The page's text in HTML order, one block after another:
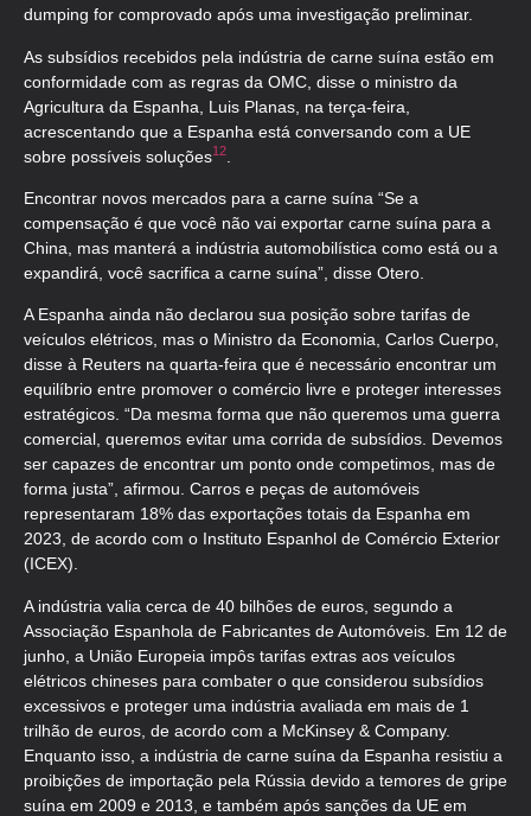
dumping for comprovado após uma investigação preliminar.
As subsídios recebidos pela indústria de carne suína estão em
conformidade com as regras da OMC, disse o ministro da
Agricultura da Espanha, Luis Planas, na terça-feira,
acrescentando que a Espanha está conversando com a UE
sobre possíveis soluções1 2
Encontrar novos mercados para a carne suína “Se a
compensação é que você não vai exportar carne suína para a
China, mas manterá a indústria automobilística como está ou a
expandirá, você sacrifica a carne suína”, disse Otero.
A Espanha ainda não declarou sua posição sobre tarifas de
veículos elétricos, mas o Ministro da Economia, Carlos Cuerpo,
disse à Reuters na quarta-feira que é necessário encontrar um
equilíbrio entre promover o comércio livre e proteger interesses
estratégicos. “Da mesma forma que não queremos uma guerra
comercial, queremos evitar uma corrida de subsídios. Devemos
ser capazes de encontrar um ponto onde competimos, mas de
forma justa”, afirmou. Carros e peças de automóveis
representaram 18% das exportações totais da Espanha em
2023, de acordo com o Instituto Espanhol de Comércio Exterior
(ICEX).
A indústria valia cerca de 40 bilhões de euros, segundo a
Associação Espanhola de Fabricantes de Automóveis. Em 12 de
junho, a União Europeia impôs tarifas extras aos veículos
elétricos chineses para combater o que considerou subsídios
excessivos e proteger uma indústria avaliada em mais de 1
trilhão de euros, de acordo com a McKinsey & Company.
Enquanto isso, a indústria de carne suína da Espanha resistiu a
proibições de importação pela Rússia devido a temores de gripe
suína em 2009 e 2013, e também após sanções da UE em